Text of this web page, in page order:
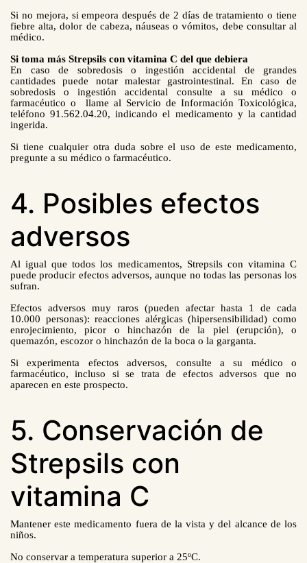
Si no mejora, si empeora después de 2 días de tratamiento o tiene
fiebre alta, dolor de cabeza, náuseas o vómitos, debe consultar al
médico.
Si toma más Strepsils con vitamina C del que debiera
En caso de sobredosis o ingestión accidental de grandes
cantidades puede notar malestar gastrointestinal. En caso de
sobredosis o ingestión accidental consulte a su médico o
farmacéutico o llame al Servicio de Información Toxicológica,
teléfono 91.562.04.20, indicando el medicamento y la cantidad
ingerida.
Si tiene cualquier otra duda sobre el uso de este medicamento,
pregunte a su médico o farmacéutico.
4. Posibles efectos
adversos
Al igual que todos los medicamentos, Strepsils con vitamina C
puede producir efectos adversos, aunque no todas las personas los
sufran.
Efectos adversos muy raros (pueden afectar hasta 1 de cada
10.000 personas): reacciones alérgicas (hipersensibilidad) como
enrojecimiento, picor o hinchazón de la piel (erupción), o
quemazón, escozor o hinchazón de la boca o la garganta.
Si experimenta efectos adversos, consulte a su médico o
farmacéutico, incluso si se trata de efectos adversos que no
aparecen en este prospecto.
5. Conservación de
Strepsils con
vitamina C
Mantener este medicamento fuera de la vista y del alcance de los
niños.
No conservar a temperatura superior a 25ºC.